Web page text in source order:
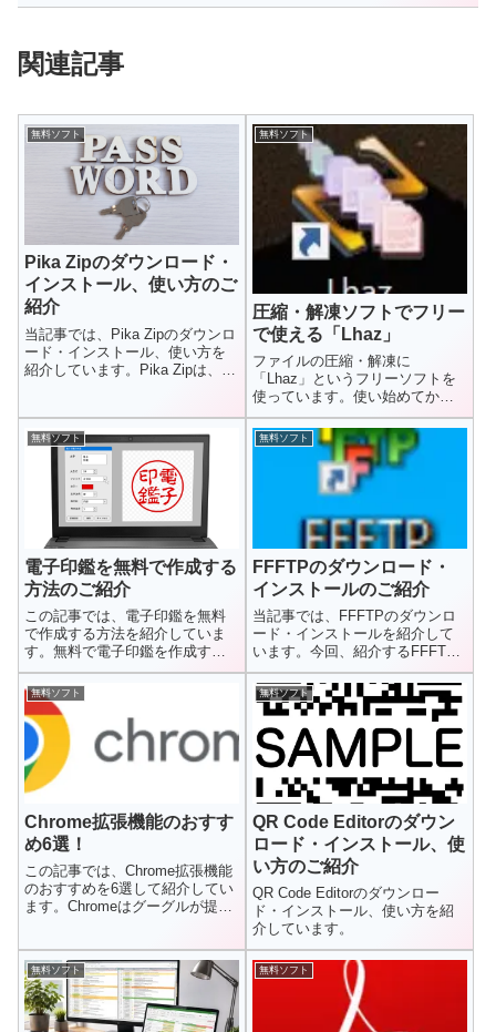
関連記事
無料ソフト
Pika Zipのダウンロード・
インストール、使い方のご
紹介
当記事では、Pika Zipのダウンロ
ード・インストール、使い方を
紹介しています。Pika Zipは、忘
無料ソフト
圧縮・解凍ソフトでフリー
で使える「Lhaz」
ファイルの圧縮・解凍に
「Lhaz」というフリーソフトを
使っています。使い始めてから
22年くらい経つでしょうか
「Lhaz」...
無料ソフト
電子印鑑を無料で作成する
方法のご紹介
この記事では、電子印鑑を無料
で作成する方法を紹介していま
す。無料で電子印鑑を作成する
方法は無料のソフトを使って電
子印鑑を...
無料ソフト
FFFTPのダウンロード・
インストールのご紹介
当記事では、FFFTPのダウンロ
ード・インストールを紹介して
います。今回、紹介するFFFTP
はサーバーにファイルをアッ
プ...
無料ソフト
Chrome拡張機能のおすす
め6選！
この記事では、Chrome拡張機能
のおすすめを6選して紹介してい
ます。Chromeはグーグルが提供
無料ソフト
QR Code Editorのダウン
ロード・インストール、使
い方のご紹介
QR Code Editorのダウンロー
ド・インストール、使い方を紹
介しています。
無料ソフト 無料ソフト